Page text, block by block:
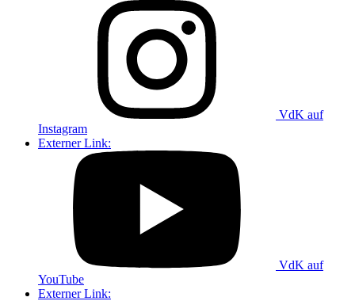
VdK auf
Instagram
Externer Link:
VdK auf
YouTube
Externer Link: